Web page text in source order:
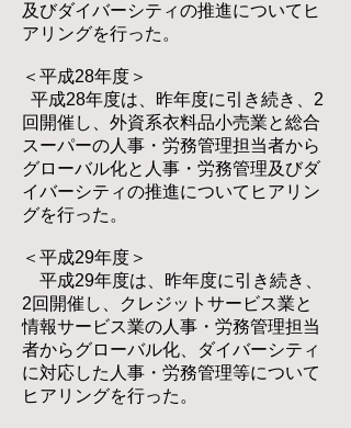
及びダイバーシティの推進についてヒ
アリングを行った。
＜平成28年度＞
平成28年度は、昨年度に引き続き、2
回開催し、外資系衣料品小売業と総合
スーパーの人事・労務管理担当者から
グローバル化と人事・労務管理及びダ
イバーシティの推進についてヒアリン
グを行った。
＜平成29年度＞
平成29年度は、昨年度に引き続き、
2回開催し、クレジットサービス業と
情報サービス業の人事・労務管理担当
者からグローバル化、ダイバーシティ
に対応した人事・労務管理等について
ヒアリングを行った。